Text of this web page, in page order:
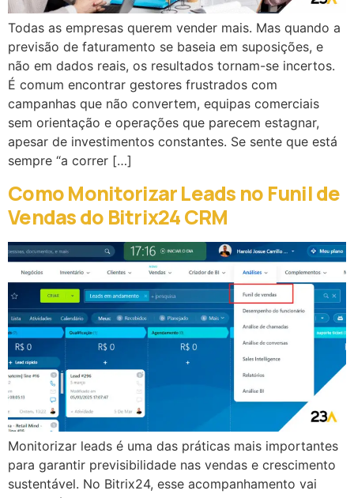
Todas as empresas querem vender mais. Mas quando a
previsão de faturamento se baseia em suposições, e
não em dados reais, os resultados tornam-se incertos.
É comum encontrar gestores frustrados com
campanhas que não convertem, equipas comerciais
sem orientação e operações que parecem estagnar,
apesar de investimentos constantes. Se sente que está
sempre “a correr […]
Como Monitorizar Leads no Funil de
Vendas do Bitrix24 CRM
Monitorizar leads é uma das práticas mais importantes
para garantir previsibilidade nas vendas e crescimento
sustentável. No Bitrix24, esse acompanhamento vai